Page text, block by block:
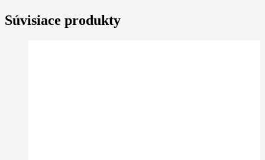
Súvisiace produkty